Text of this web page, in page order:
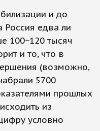
и до
Россия едва ли
100−120 тысяч
и то, что в
(возможно,
5700
прошлых
из
условно